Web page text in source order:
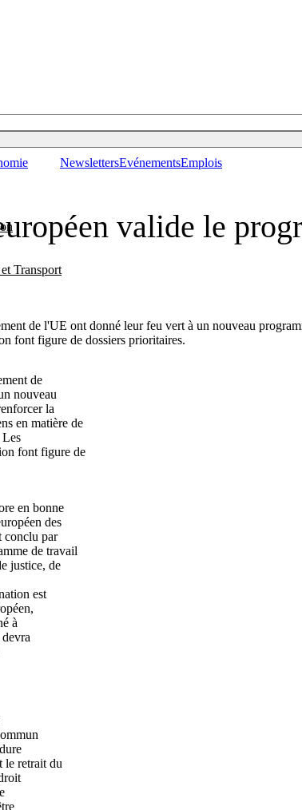
Transport
NewslettersEvénementsEmplois
valide le
de l'UE ont donné leur feu vert à un nouveau
font figure de dossiers prioritaires.
de
nouveau
la
en matière de
Les
font figure de
en bonne
des
conclu par
de travail
justice, de
est
à
le retrait du